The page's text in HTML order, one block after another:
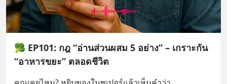
🥦 EP101: กฎ “อ่านส่วนผสม 5 อย่าง” – เกราะกัน
“อาหารขยะ” ตลอดชีวิต